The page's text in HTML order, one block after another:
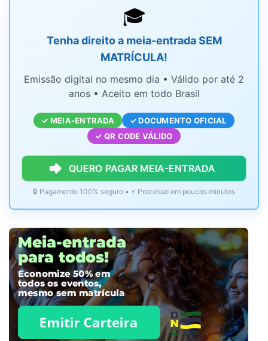
🎓
Tenha direito a meia-entrada SEM
MATRÍCULA!
Emissão digital no mesmo dia • Válido por até 2
anos • Aceito em todo Brasil
✓ MEIA-ENTRADA
✓ DOCUMENTO OFICIAL
✓ QR CODE VÁLIDO
QUERO PAGAR MEIA-ENTRADA
🔒 Pagamento 100% seguro • ⚡ Processo em poucos minutos